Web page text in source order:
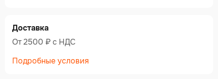
Доставка
От 2500 ₽ c НДС
Подробные условия